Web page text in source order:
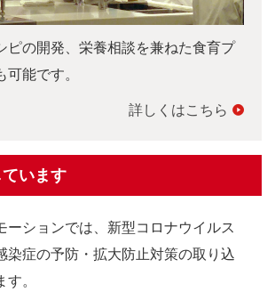
ピの開発、栄養相談を兼ねた食育プ
能です。
詳しくはこちら
います
ーションでは、新型コロナウイルス
染症の予防・拡大防止対策の取り込
。